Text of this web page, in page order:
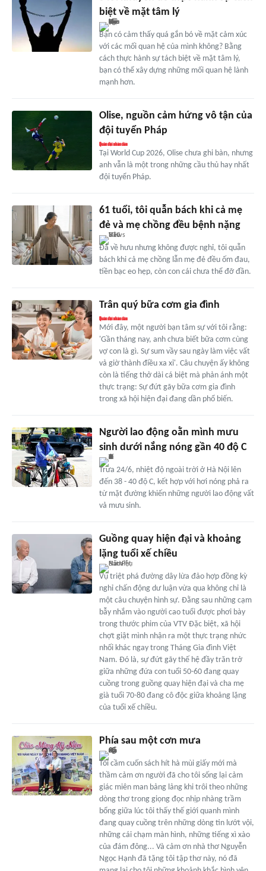
biệt về mặt tâm lý
Bạn có cảm thấy quá gắn bó về mặt cảm xúc
với các mối quan hệ của mình không? Bằng
cách thực hành sự tách biệt về mặt tâm lý,
bạn có thể xây dựng những mối quan hệ lành
mạnh hơn.
Olise, nguồn cảm hứng vô tận của
đội tuyển Pháp
Tại World Cup 2026, Olise chưa ghi bàn, nhưng
anh vẫn là một trong những cầu thủ hay nhất
đội tuyển Pháp.
61 tuổi, tôi quẫn bách khi cả mẹ
đẻ và mẹ chồng đều bệnh nặng
Đã về hưu nhưng không được nghỉ, tôi quẫn
bách khi cả mẹ chồng lẫn mẹ đẻ đều ốm đau,
tiền bạc eo hẹp, còn con cái chưa thể đỡ đần.
Trân quý bữa cơm gia đình
Mới đây, một người bạn tâm sự với tôi rằng:
'Gần tháng nay, anh chưa biết bữa cơm cùng
vợ con là gì. Sự sum vầy sau ngày làm việc vất
vả giờ thành điều xa xỉ'. Câu chuyện ấy không
còn là tiếng thở dài cá biệt mà phản ánh một
thực trạng: Sự đứt gãy bữa cơm gia đình
trong xã hội hiện đại đang dần phổ biến.
Người lao động oằn mình mưu
sinh dưới nắng nóng gần 40 độ C
Trưa 24/6, nhiệt độ ngoài trời ở Hà Nội lên
đến 38 - 40 độ C, kết hợp với hơi nóng phả ra
từ mặt đường khiến những người lao động vất
vả mưu sinh.
Guồng quay hiện đại và khoảng
lặng tuổi xế chiều
Vụ triệt phá đường dây lừa đảo hợp đồng kỳ
nghỉ chấn động dư luận vừa qua không chỉ là
một câu chuyện hình sự. Đằng sau những cạm
bẫy nhắm vào người cao tuổi được phơi bày
trong thước phim của VTV Đặc biệt, xã hội
chợt giật mình nhận ra một thực trạng nhức
nhối khác ngay trong Tháng Gia đình Việt
Nam. Đó là, sự đứt gãy thế hệ đầy trăn trở
giữa những đứa con tuổi 50-60 đang quay
cuồng trong guồng quay hiện đại và cha mẹ
già tuổi 70-80 đang cô độc giữa khoảng lặng
của tuổi xế chiều.
Phía sau một cơn mưa
Tôi cầm cuốn sách hít hà mùi giấy mới mà
thầm cảm ơn người đã cho tôi sống lại cảm
giác miên man bảng lảng khi trôi theo những
dòng thơ trong giọng đọc nhịp nhàng trầm
bổng giữa lúc tôi thấy thế giới quanh mình
đang quay cuồng trên những dòng tin lướt vội,
những cái chạm màn hình, những tiếng xì xào
của đám đông... Và cảm ơn nhà thơ Nguyễn
Ngọc Hạnh đã tặng tôi tập thơ này, nó đã